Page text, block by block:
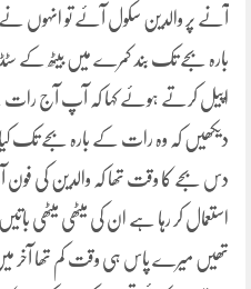
آنے پر والدین سکول آئے تو انہوں نے
بارہ بجے تک بند کمرے میں بیٹھ کے
اپیل کرتے ہوئے کہا کہ آپ آج
دیکھیں کہ وہ رات کے بارہ بجے تک
دس بجے کا وقت تھا کہ والدین کی فون
استعمال کر رہا ہے ان کی میٹھی میٹھی
تھیں میرے پاس ہی وقت کم تھا آخر